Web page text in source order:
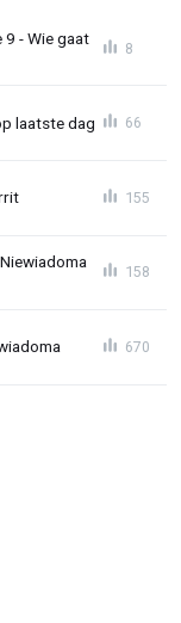
9 - Wie gaat
8
laatste dag 66
155
158
670